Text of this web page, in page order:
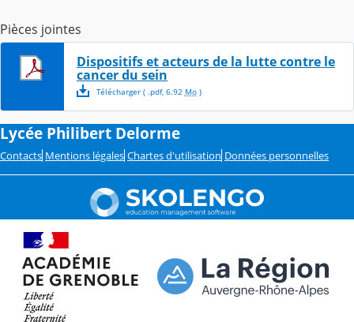
Pièces jointes
Dispositifs et acteurs de la lutte contre le
cancer du sein
Télécharger( .pdf, 6.92 Mo)
Lycée Philibert Delorme
Contacts Mentions légales Chartes d'utilisation Données personnelles